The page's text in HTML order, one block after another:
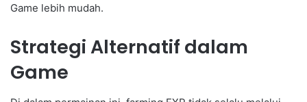
Game lebih mudah.
Strategi Alternatif dalam
Game